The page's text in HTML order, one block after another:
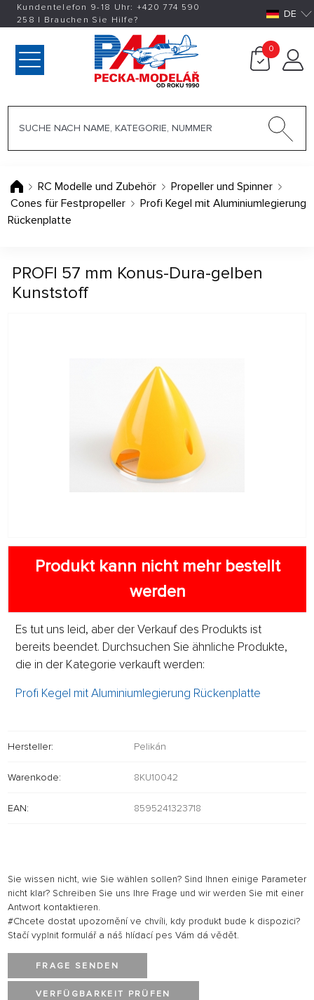
Kundentelefon 9-18 Uhr: +420774 590
258 | Brauchen Sie Hilfe? DE
0
RC Modelle und Zubehör
Propeller und Spinner
Cones für Festpropeller
Profi Kegel mit Aluminiumlegierung
Rückenplatte
PROFI 57 mm Konus-Dura-gelben
Kunststoff
Produkt kann nicht mehr bestellt
werden
Es tut uns leid, aber der Verkauf des Produkts ist
bereits beendet. Durchsuchen Sie ähnliche Produkte,
die in der Kategorie verkauft werden:
Profi Kegel mit Aluminiumlegierung Rückenplatte
Hersteller: Pelikán
Warenkode: 8KU10042
EAN: 8595241323718
Sie wissen nicht, wie Sie wählen sollen? Sind Ihnen einige Parameter
nicht klar? Schreiben Sie uns Ihre Frage und wir werden Sie mit einer
Antwort kontaktieren.
#Chcete dostat upozornění ve chvíli, kdy produkt bude k dispozici?
Stačí vyplnit formulář a náš hlídací pes Vám dá vědět.
FRAGE SENDEN
VERFÜGBARKEIT PRÜFEN